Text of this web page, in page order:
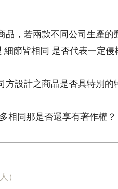
品，若兩款不同公司生產的
細節皆相同 是否代表一定侵
方設計之商品是否具特別的
相同那是否還享有著作權？
）